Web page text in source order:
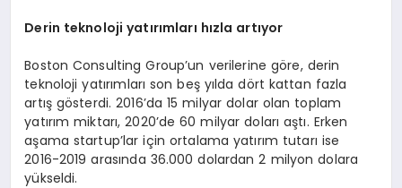
Derin teknoloji yatırımları hızla artıyor
Boston Consulting Group’un verilerine göre, derin
teknoloji yatırımları son beş yılda dört kattan fazla
artış gösterdi. 2016’da 15 milyar dolar olan toplam
yatırım miktarı, 2020’de 60 milyar doları aştı. Erken
aşama startup’lar için ortalama yatırım tutarı ise
2016-2019 arasında 36.000 dolardan 2 milyon dolara
yükseldi.